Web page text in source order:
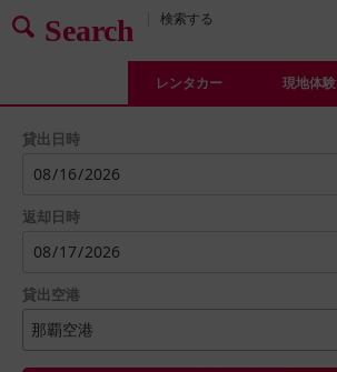
Search 検索する
レンタカー 現地体験
貸出日時
返却日時
貸出空港